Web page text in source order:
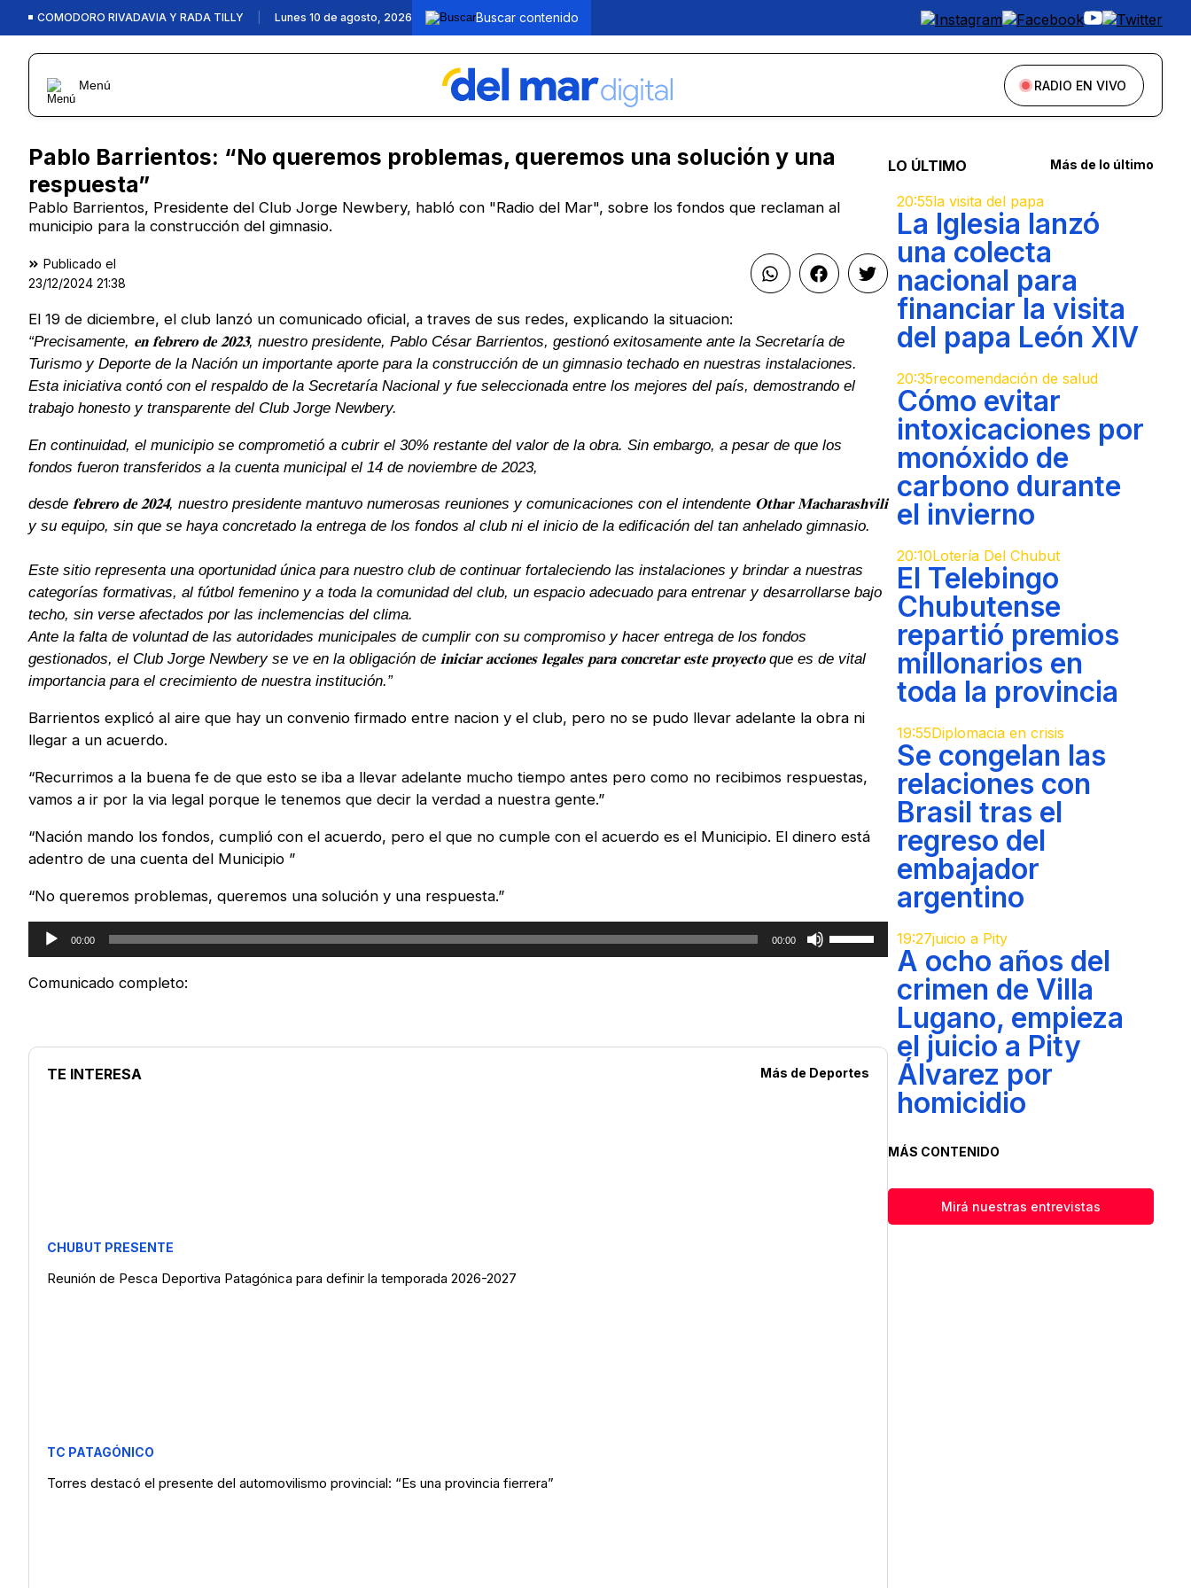
COMODORO RIVADAVIA Y RADA TILLY Lunes 10 de agosto, 2026
Menú RADIO EN VIVO
Pablo Barrientos: “No queremos problemas, queremos una solución y una
respuesta”
Pablo Barrientos, Presidente del Club Jorge Newbery, habló con "Radio del Mar", sobre los fondos que reclaman al
municipio para la construcción del gimnasio.
Publicado el
23/12/2024 21:38
El 19 de diciembre, el club lanzó un comunicado oficial, a traves de sus redes, explicando la situacion:
“Precisamente, 𝐞𝐧 𝐟𝐞𝐛𝐫𝐞𝐫𝐨 𝐝𝐞 𝟐𝟎𝟐𝟑, nuestro presidente, Pablo César Barrientos, gestionó exitosamente ante la Secretaría de
Turismo y Deporte de la Nación un importante aporte para la construcción de un gimnasio techado en nuestras instalaciones.
Esta iniciativa contó con el respaldo de la Secretaría Nacional y fue seleccionada entre los mejores del país, demostrando el
trabajo honesto y transparente del Club Jorge Newbery.
En continuidad, el municipio se comprometió a cubrir el 30% restante del valor de la obra. Sin embargo, a pesar de que los
fondos fueron transferidos a la cuenta municipal el 14 de noviembre de 2023,
desde 𝐟𝐞𝐛𝐫𝐞𝐫𝐨 𝐝𝐞 𝟐𝟎𝟐𝟒, nuestro presidente mantuvo numerosas reuniones y comunicaciones con el intendente 𝐎𝐭𝐡𝐚𝐫 𝐌𝐚𝐜𝐡𝐚𝐫𝐚𝐬𝐡𝐯𝐢𝐥𝐢
y su equipo, sin que se haya concretado la entrega de los fondos al club ni el inicio de la edificación del tan anhelado gimnasio.
Este sitio representa una oportunidad única para nuestro club de continuar fortaleciendo las instalaciones y brindar a nuestras
categorías formativas, al fútbol femenino y a toda la comunidad del club, un espacio adecuado para entrenar y desarrollarse bajo
techo, sin verse afectados por las inclemencias del clima.
Ante la falta de voluntad de las autoridades municipales de cumplir con su compromiso y hacer entrega de los fondos
gestionados, el Club Jorge Newbery se ve en la obligación de 𝐢𝐧𝐢𝐜𝐢𝐚𝐫 𝐚𝐜𝐜𝐢𝐨𝐧𝐞𝐬 𝐥𝐞𝐠𝐚𝐥𝐞𝐬 𝐩𝐚𝐫𝐚 𝐜𝐨𝐧𝐜𝐫𝐞𝐭𝐚𝐫 𝐞𝐬𝐭𝐞 𝐩𝐫𝐨𝐲𝐞𝐜𝐭𝐨 que es de vital
importancia para el crecimiento de nuestra institución.”
Barrientos explicó al aire que hay un convenio firmado entre nacion y el club, pero no se pudo llevar adelante la obra ni
llegar a un acuerdo.
“Recurrimos a la buena fe de que esto se iba a llevar adelante mucho tiempo antes pero como no recibimos respuestas,
vamos a ir por la via legal porque le tenemos que decir la verdad a nuestra gente.”
“Nación mando los fondos, cumplió con el acuerdo, pero el que no cumple con el acuerdo es el Municipio. El dinero está
adentro de una cuenta del Municipio ”
“No queremos problemas, queremos una solución y una respuesta.”
Reproductor
de
audio
00:00 00:00
Utiliza
las
arriba/abajo
para
Comunicado completo:
TE INTERESA Más de Deportes
CHUBUT PRESENTE
Reunión de Pesca Deportiva Patagónica para definir la temporada 2026-2027
TC PATAGÓNICO
Torres destacó el presente del automovilismo provincial: “Es una provincia fierrera”
LO ÚLTIMO Más de lo último
20:55la visita del papa
La Iglesia lanzó
una colecta
nacional para
financiar la visita
del papa León XIV
20:35recomendación de salud
Cómo evitar
intoxicaciones por
monóxido de
carbono durante
el invierno
20:10Lotería Del Chubut
El Telebingo
Chubutense
repartió premios
millonarios en
toda la provincia
19:55Diplomacia en crisis
Se congelan las
relaciones con
Brasil tras el
regreso del
embajador
argentino
19:27juicio a Pity
A ocho años del
crimen de Villa
Lugano, empieza
el juicio a Pity
Álvarez por
homicidio
MÁS CONTENIDO
Mirá nuestras entrevistas